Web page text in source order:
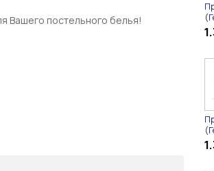
Вашего постельного белья!